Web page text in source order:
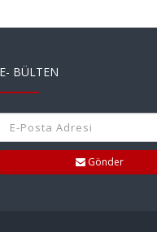
E- BÜLTEN
Gönder